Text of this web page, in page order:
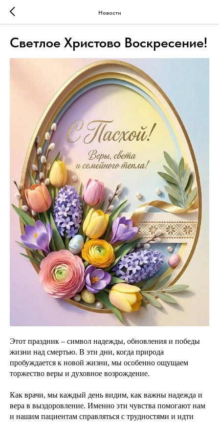
Новости
Светлое Христово Воскресение!
Этот праздник – символ надежды, обновления и победы
жизни над смертью. В эти дни, когда природа
пробуждается к новой жизни, мы особенно ощущаем
торжество веры и духовное возрождение.
Как врачи, мы каждый день видим, как важны надежда и
вера в выздоровление. Именно эти чувства помогают нам
и нашим пациентам справляться с трудностями и идти